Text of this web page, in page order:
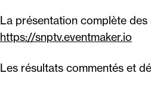
La présentation complète
https://snptv.eventmaker.io
Les résultats commentés et